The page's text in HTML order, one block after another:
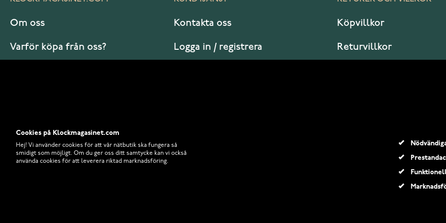
Om oss
Varför köpa från oss?
Kontakta oss
Logga in / registrera
Köpvillkor
Returvillkor
Cookies på Klockmagasinet.com
Hej! Vi använder cookies för att vår nätbutik ska fungera så
smidigt som möjligt. Om du ger oss ditt samtycke kan vi också
använda cookies för att leverera riktad marknadsföring.